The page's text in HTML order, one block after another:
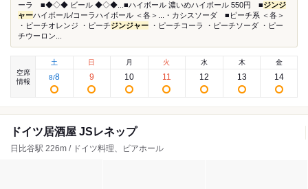
ーラ ■◆◇◆ ビール ◆◇◆...■ハイボール 濃いめハイボール 550円 ■ジンジ
ャーハイボール/コーラハイボール ＜各＞...・カシスソーダ ■ピーチ系 ＜各＞
・ピーチオレンジ ・ピーチジンジャー ・ピーチコーラ ・ピーチソーダ ・ピー
チウーロン...
空席
情報
土
8/8
日
9
月
10
火
11
水
12
木
13
金
14
ドイツ居酒屋 JSレネップ
日比谷駅 226m / ドイツ料理、ビアホール